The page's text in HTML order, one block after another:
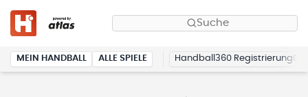
Suche
MEIN HANDBALL ALLE SPIELE Handball360 Registrierung